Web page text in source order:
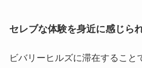
セレブな体験を身近に感じら
ビバリーヒルズに滞在すること